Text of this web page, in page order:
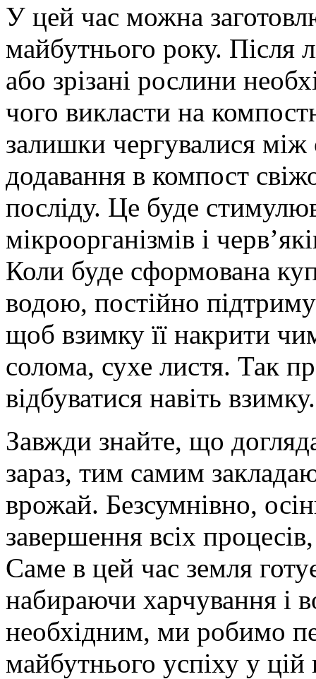
У цей час можна
майбутнього року. Після
або зрізані рослини
чого викласти на
залишки чергувалися
додавання в компост
посліду. Це буде
мікроорганізмів і
Коли буде сформована
водою, постійно
щоб взимку її накрити
солома, сухе листя. Так
відбуватися навіть взимку.
Завжди знайте, що
зараз, тим самим
врожай. Безсумнівно,
завершення всіх
Саме в цей час земля
набираючи харчування і
необхідним, ми робимо
майбутнього успіху у цій